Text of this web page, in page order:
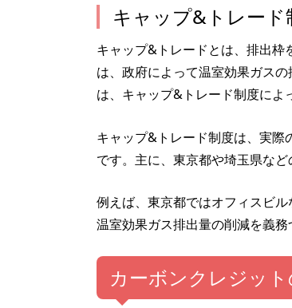
キャップ&トレード
キャップ&トレードとは、排出枠
は、政府によって温室効果ガス
は、キャップ&トレード制度によ
キャップ&トレード制度は、実際
です。主に、東京都や埼玉県など
例えば、東京都ではオフィスビ
温室効果ガス排出量の削減を義
カーボンクレジッ